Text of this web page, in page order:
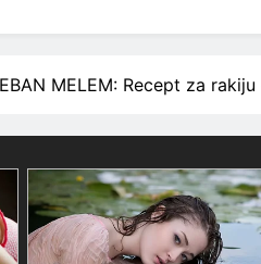
MELEM: Recept za